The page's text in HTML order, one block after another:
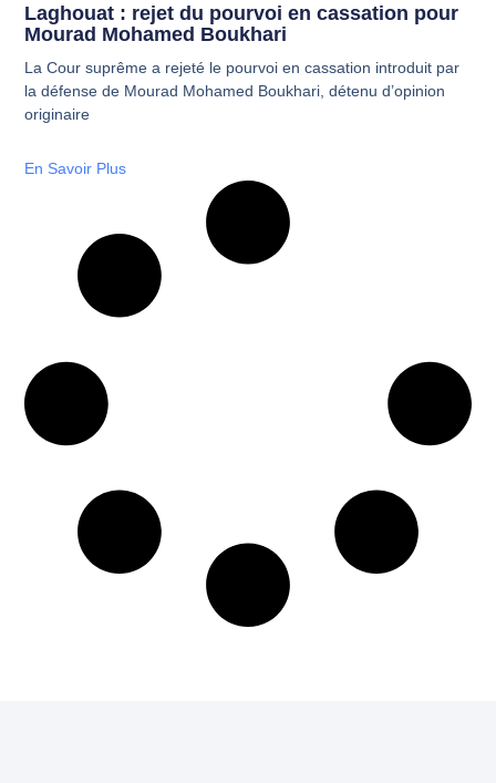
Laghouat : rejet du pourvoi en cassation pour
Mourad Mohamed Boukhari
La Cour suprême a rejeté le pourvoi en cassation introduit par
la défense de Mourad Mohamed Boukhari, détenu d’opinion
originaire
En Savoir Plus